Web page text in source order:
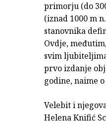
primorju (do
(iznad 1000 m
stanovnika
Ovdje,
svim
prvo izdanje
godine, naime
Velebit i
Helena Knifić